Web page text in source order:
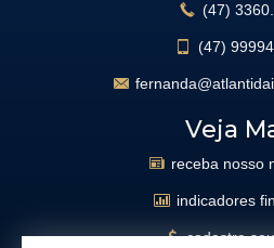
(47)
(47)
Veja
receba nosso
indicadores
cadastre